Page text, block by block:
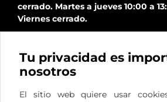
cerrado. Martes a jueves 10:00 a
Viernes cerrado.
Tu privacidad es
nosotros
El sitio web quiere usar